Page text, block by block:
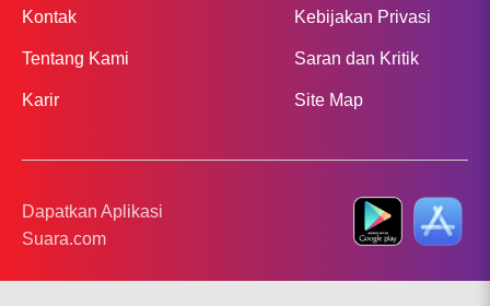
Kontak
Tentang Kami
Karir
Kebijakan Privasi
Saran dan Kritik
Site Map
Dapatkan Aplikasi
Suara.com